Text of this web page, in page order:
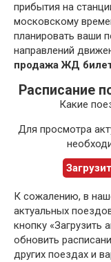
прибытия на
московскому
планировать ваши
направлений
продажа ЖД
Расписание
Какие
Для просмотра
К сожалению, в
актуальных
кнопку «Загрузить
обновить
других поездах и